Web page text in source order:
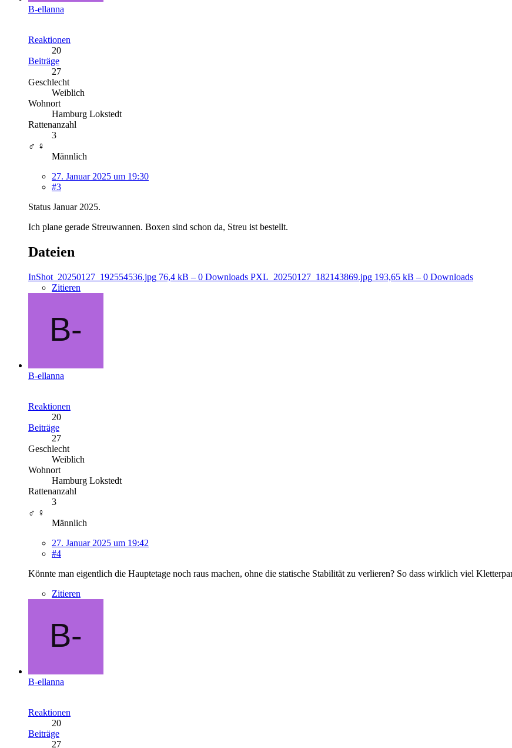
B-ellanna
Reaktionen
20
Beiträge
27
Geschlecht
Weiblich
Wohnort
Hamburg Lokstedt
Rattenanzahl
3
♂ ♀
Männlich
27. Januar 2025 um 19:30
#3
Status Januar 2025.
Ich plane gerade Streuwannen. Boxen sind schon da, Streu ist bestellt.
Dateien
InShot_20250127_192554536.jpg 76,4 kB – 0 Downloads PXL_20250127_182143869.jpg 193,65 kB – 0 Downloads
Zitieren
B-ellanna
Reaktionen
20
Beiträge
27
Geschlecht
Weiblich
Wohnort
Hamburg Lokstedt
Rattenanzahl
3
♂ ♀
Männlich
27. Januar 2025 um 19:42
#4
Könnte man eigentlich die Hauptetage noch raus machen, ohne die statische Stabilität zu verlieren? So dass wirklich viel
Zitieren
B-ellanna
Reaktionen
20
Beiträge
27